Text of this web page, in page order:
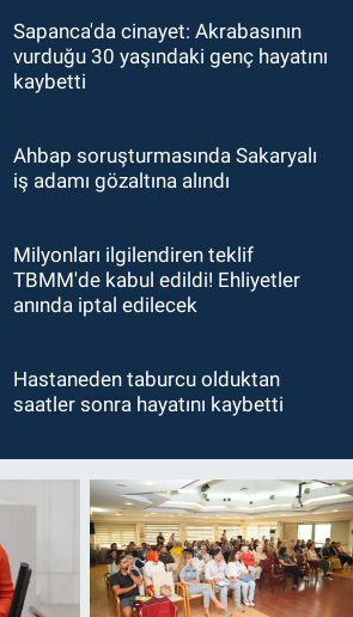
Sapanca'da cinayet: Akrabasının
vurduğu 30 yaşındaki genç hayatını
kaybetti
Ahbap soruşturmasında Sakaryalı
iş adamı gözaltına alındı
Milyonları ilgilendiren teklif
TBMM'de kabul edildi! Ehliyetler
anında iptal edilecek
Hastaneden taburcu olduktan
saatler sonra hayatını kaybetti